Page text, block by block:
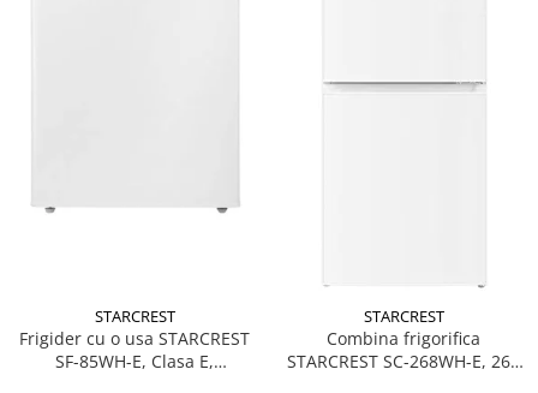
STARCREST
Frigider cu o usa STARCREST
SF-85WH-E, Clasa E,
STARCREST
Combina frigorifica
STARCREST SC-268WH-E, 268